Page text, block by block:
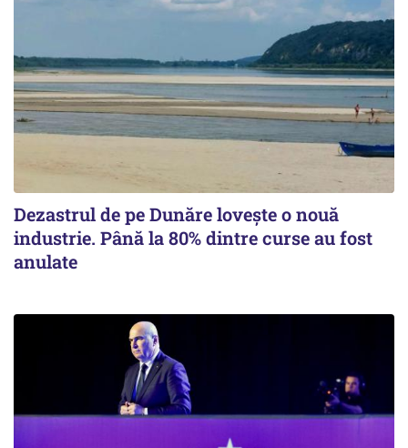
Dezastrul de pe Dunăre lovește o nouă
industrie. Până la 80% dintre curse au fost
anulate